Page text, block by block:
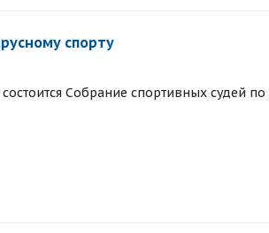
спорту
Собрание спортивных судей